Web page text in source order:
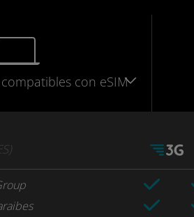
con eSIM